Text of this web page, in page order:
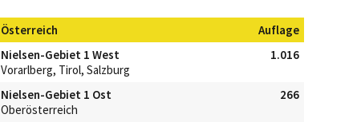
Österreich
Auflage
Nielsen-Gebiet 1 West
Vorarlberg, Tirol, Salzburg
1.016
Nielsen-Gebiet 1 Ost
Oberösterreich
266